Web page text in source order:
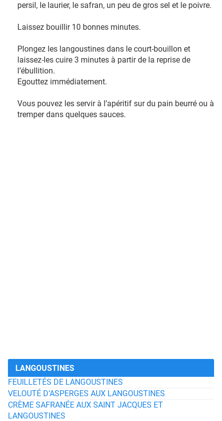
persil, le laurier, le safran, un peu de gros sel et le poivre.
Laissez bouillir 10 bonnes minutes.
Plongez les langoustines dans le court-bouillon et
laissez-les cuire 3 minutes à partir de la reprise de
l’ébullition.
Egouttez immédiatement.
Vous pouvez les servir à l’apéritif sur du pain beurré ou à
tremper dans quelques sauces.
LANGOUSTINES
FEUILLETÉS DE LANGOUSTINES
VELOUTÉ D’ASPERGES AUX LANGOUSTINES
CRÈME SAFRANÉE AUX SAINT JACQUES ET
LANGOUSTINES